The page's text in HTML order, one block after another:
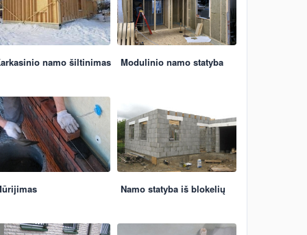
namo šiltinimas Modulinio namo statyba
Namo statyba iš blokelių